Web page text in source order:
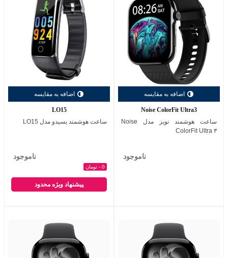
اضافه به مقایسه
Noise ColorFit Ultra3
ساعت هوشمند نویز مدل Noise
ColorFit Ultra ۳
ناموجود
اضافه به مقایسه
LO15
ساعت هوشمند یسیدو مدل LO15
ناموجود
0 - تومان
پیشنهاد ویژه محدود